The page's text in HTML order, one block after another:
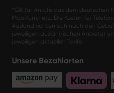
*Gilt für Anrufe aus dem deutschen
Mobilfunknetz. Die Kosten für
Ausland richten sich nach den
jeweiligen ausländischen Anbieter
jeweiligen aktuellen Tarife.
Unsere Bezahlarten